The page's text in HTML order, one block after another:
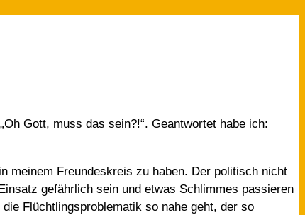
Gott, muss das sein?!“. Geantwortet habe ich:
meinem Freundeskreis zu haben. Der politisch nicht
gefährlich sein und etwas Schlimmes passieren
Flüchtlingsproblematik so nahe geht, der so